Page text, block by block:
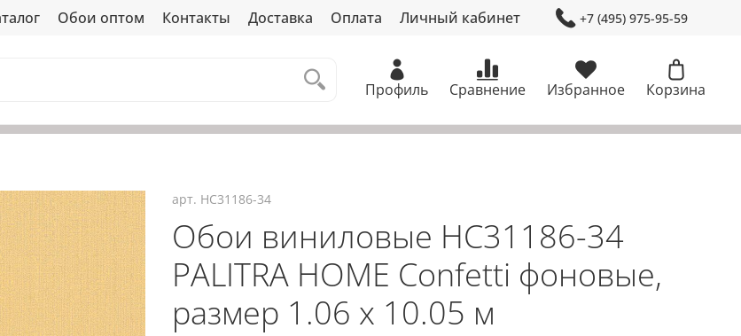
Обои оптом Контакты Доставка Оплата Личный кабинет +7 (495) 975-95-59
Профиль Сравнение Избранное Корзина
арт. HC31186-34
Обои виниловые HC31186-34
PALITRA HOME Confetti фоновые,
размер 1.06 х 10.05 м